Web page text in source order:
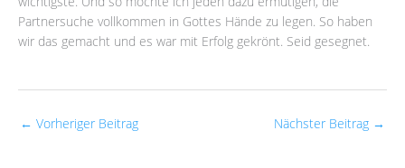
Partnersuche vollkommen in Gottes Hände zu legen. So haben
wir das gemacht und es war mit Erfolg gekrönt. Seid gesegnet.
← Vorheriger Beitrag Nächster Beitrag →